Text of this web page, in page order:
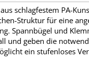
schlagfestem PA-
Struktur für eine
Spannbügel und
und geben die
ein stufenloses